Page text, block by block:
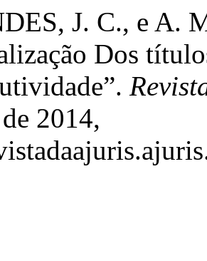
J. C., e A.
Dos
2014,